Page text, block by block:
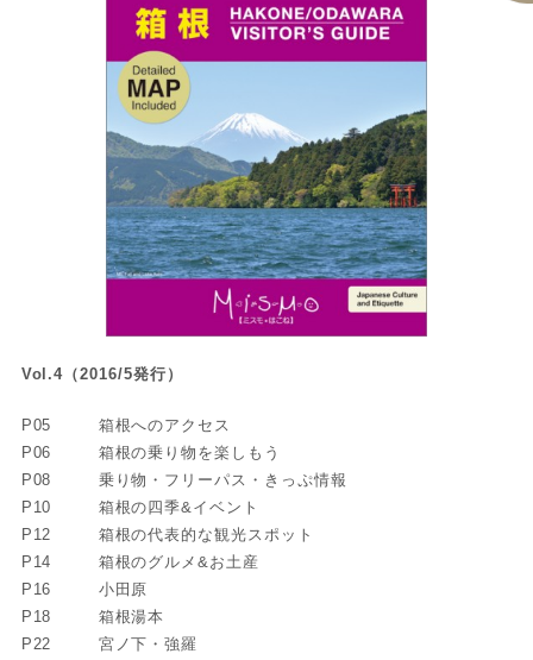
Vol.4 （2016/5発行）
P05
箱根へのアクセス
P06
箱根の乗り物を楽しもう
P08
乗り物・フリーパス・きっぷ情報
P10
箱根の四季&イベント
P12
箱根の代表的な観光スポット
P14
箱根のグルメ&お土産
P16
小田原
P18
箱根湯本
P22
宮ノ下・強羅